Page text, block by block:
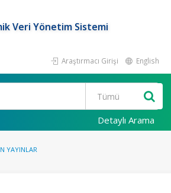
Veri Yönetim Sistemi
Araştırmacı Girişi English
Detaylı Arama
YAYINLAR